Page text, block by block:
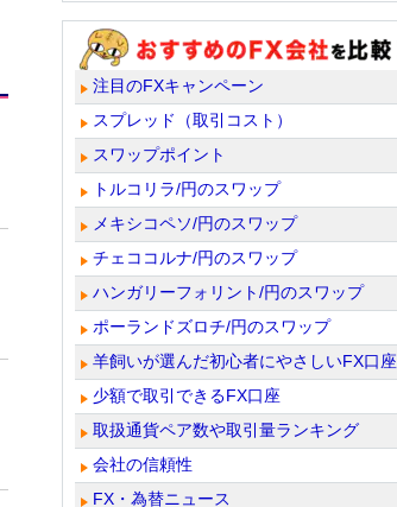
注目のFXキャンペーン
スプレッド（取引コスト）
スワップポイント
トルコリラ/円のスワップ
メキシコペソ/円のスワップ
チェココルナ/円のスワップ
ハンガリーフォリント/円のスワップ
ポーランドズロチ/円のスワップ
羊飼いが選んだ初心者にやさしいFX口座
少額で取引できるFX口座
取扱通貨ペア数や取引量ランキング
会社の信頼性
FX・為替ニュース